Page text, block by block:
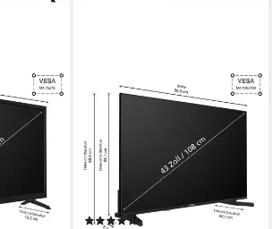
TELEFUNKEN
D43U790B2CW LCD-LED
108 cm/43 Zoll
Diagonale
LED
Bildschirmtechnologie
Auflösung
Produktdatenblatt
(5)